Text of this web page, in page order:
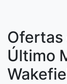
Ofertas
Último